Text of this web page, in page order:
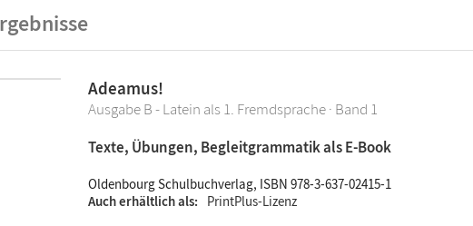
Adeamus!
Ausgabe B - Latein als 1. Fremdsprache · Band 1
Texte, Übungen, Begleitgrammatik als E-Book
Oldenbourg Schulbuchverlag, ISBN 978-3-637-02415-1
Auch erhältlich als
PrintPlus-Lizenz